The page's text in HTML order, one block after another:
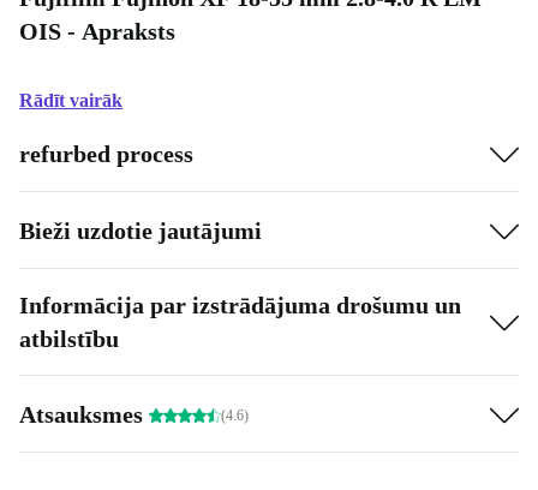
OIS - Apraksts
Rādīt vairāk
refurbed process
Bieži uzdotie jautājumi
Informācija par izstrādājuma drošumu un
atbilstību
Atsauksmes (4.6)